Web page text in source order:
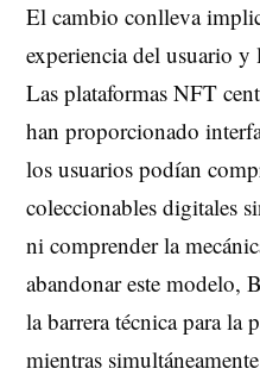
El cambio conlleva
experiencia del usuario
Las plataformas NFT
han proporcionado
los usuarios podían
coleccionables digitales
ni comprender la
abandonar este modelo,
la barrera técnica para la
mientras